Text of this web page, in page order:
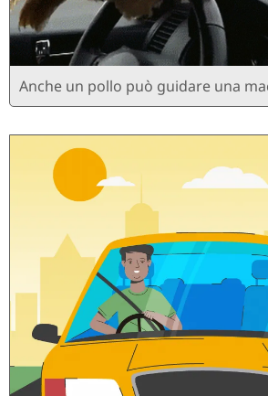
Anche un pollo può guidare una